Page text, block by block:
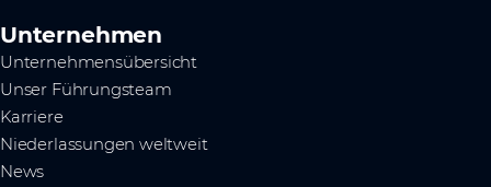
Unternehmen
Unternehmensübersicht
Unser Führungsteam
Karriere
Niederlassungen weltweit
News